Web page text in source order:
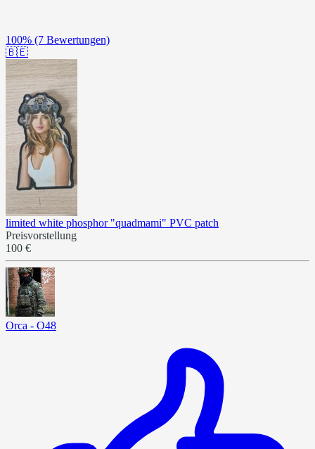
100% (7 Bewertungen)
🇧🇪
limited white phosphor "quadmami" PVC patch
Preisvorstellung
100 €
Orca - O48